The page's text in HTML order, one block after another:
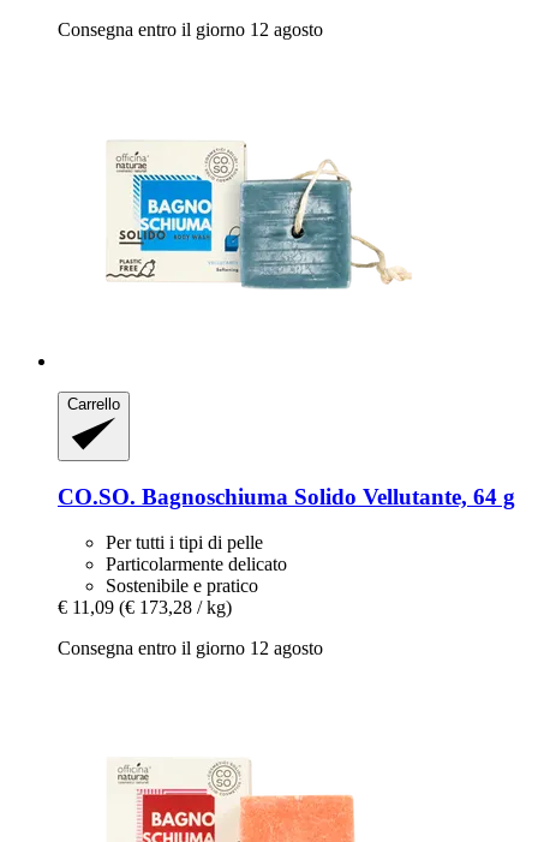
Consegna entro il giorno 12 agosto
Carrello
CO.SO. Bagnoschiuma Solido Vellutante, 64 g
Per tutti i tipi di pelle
Particolarmente delicato
Sostenibile e pratico
€ 11,09 (€ 173,28 / kg)
Consegna entro il giorno 12 agosto